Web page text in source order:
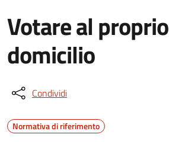
Votare al proprio
domicilio
Condividi
Normativa di riferimento